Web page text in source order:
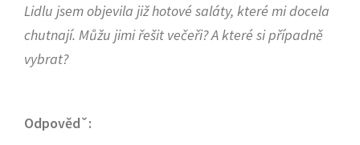
Lidlu jsem objevila již hotové saláty, které mi docela
chutnají. Můžu jimi řešit večeři? A které si případně
vybrat?
Odpovědˇ: